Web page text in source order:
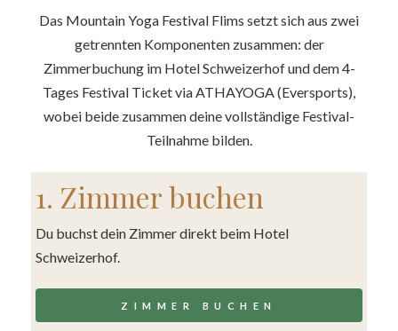
Das Mountain Yoga Festival Flims setzt sich aus zwei
getrennten Komponenten zusammen: der
Zimmerbuchung im Hotel Schweizerhof und dem 4-
Tages Festival Ticket via ATHAYOGA (Eversports),
wobei beide zusammen deine vollständige Festival-
Teilnahme bilden.
1. Zimmer buchen
Du buchst dein Zimmer direkt beim Hotel
Schweizerhof.
ZIMMER BUCHEN